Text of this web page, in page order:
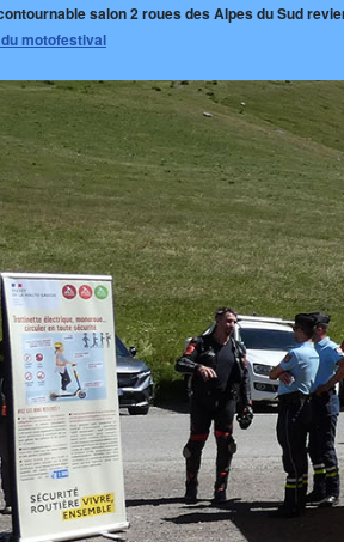
salon 2 roues des Alpes du Sud
motofestival